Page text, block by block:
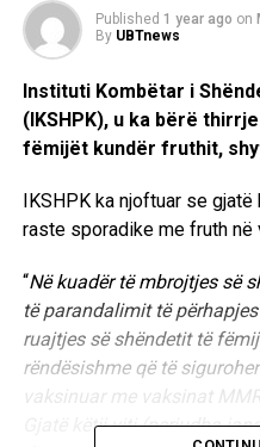
Published 1 year ago on
By UBTnews
Instituti Kombëtar i
(IKSHPK), u ka bërë
fëmijët kundër fruthit,
IKSHPK ka njoftuar se
raste sporadike me fruth në
“Në kuadër të mbrojtjes së
të parandalimit të
ruajtjes së shëndetit të
rëndësishme që të
vaksinuar me vaksinat
Gjatë këtij viti (periudha